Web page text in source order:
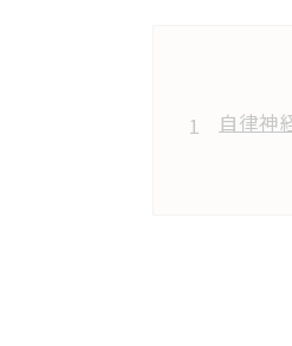
自律神